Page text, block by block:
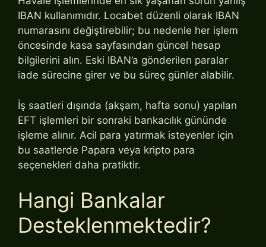
IBAN kullanımıdır. Locabet düzenli olarak IBAN
numarasını değiştirebilir; bu nedenle her işlem
öncesinde kasa sayfasından güncel hesap
bilgilerini alın. Eski IBAN’a gönderilen paralar
iade sürecine girer ve bu süreç günler alabilir.
İş saatleri dışında (akşam, hafta sonu) yapılan
EFT işlemleri bir sonraki bankacılık gününde
işleme alınır. Acil para yatırmak isteyenler için
bu saatlerde Papara veya kripto para
seçenekleri daha pratiktir.
Hangi Bankalar
Desteklenmektedir?